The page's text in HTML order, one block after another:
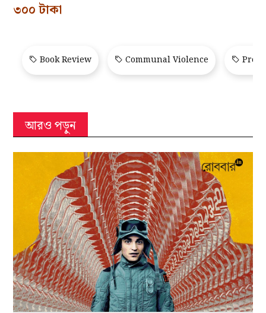
৩০০ টাকা
Book Review Communal Violence
আরও পড়ুন